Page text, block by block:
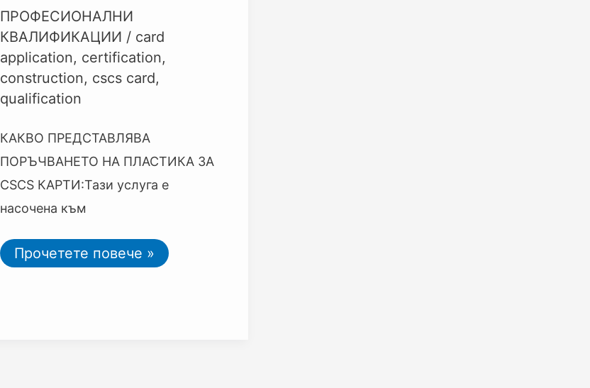
ПРОФЕСИОНАЛНИ
КВАЛИФИКАЦИИ / card
application, certification,
construction, cscs card,
qualification
КАКВО ПРЕДСТАВЛЯВА
ПОРЪЧВАНЕТО НА ПЛАСТИКА ЗА
CSCS КАРТИ:Тази услуга е
насочена към
Прочетете повече »